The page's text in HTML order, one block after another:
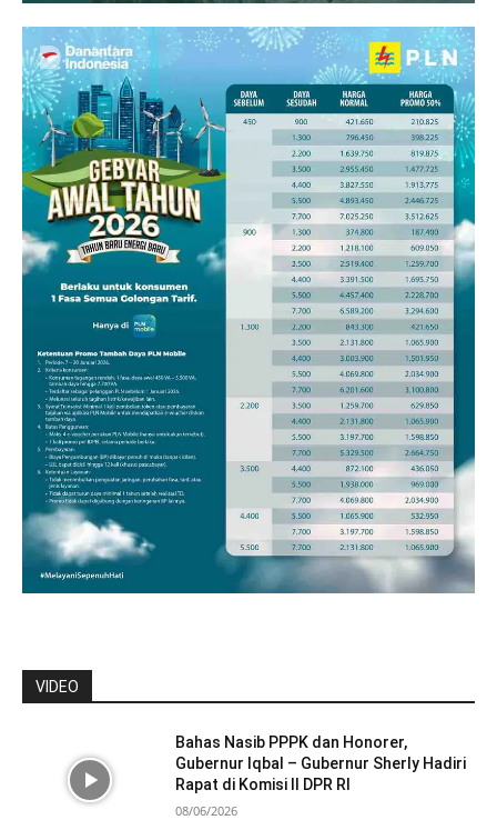
VIDEO
Bahas Nasib PPPK dan Honorer,
Gubernur Iqbal – Gubernur Sherly Hadiri
Rapat di Komisi II DPR RI
08/06/2026